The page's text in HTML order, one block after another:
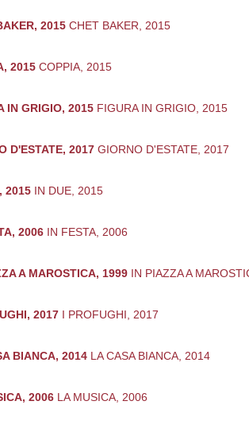
2015 CHET BAKER, 2015
2015 COPPIA, 2015
IN GRIGIO, 2015 FIGURA IN GRIGIO, 2015
D'ESTATE, 2017 GIORNO D'ESTATE, 2017
2015 IN DUE, 2015
2006 IN FESTA, 2006
A MAROSTICA, 1999 IN PIAZZA A
2017 I PROFUGHI, 2017
BIANCA, 2014 LA CASA BIANCA, 2014
2006 LA MUSICA, 2006